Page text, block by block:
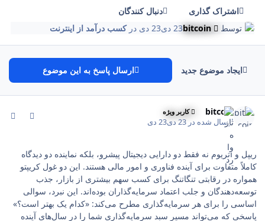
اشتراک گذاری
دنبال کنندگان
توسط
bitcoin 23 دی 23 دی درکسب درآمد از اینترنت
ایجاد موضوع جدید ارسال پاسخ به این موضوع
bitcoin کاربر ویژه
ارسال شده در23 دی 23 دی
ریپل و اتریوم نه فقط دو دارایی دیجیتال پیشرو، بلکه نماینده دو دیدگاه
کاملاً متفاوت برای آینده فناوری و امور مالی هستند. این دو غول کریپتو
همواره در رقابتی تنگاتنگ برای کسب سهم بیشتری از بازار، جذب
توسعه‌دهندگان و جلب اعتماد سرمایه‌گذاران بوده‌اند. این نبرد، سوالی
اساسی را برای هر سرمایه‌گذاری مطرح می‌کند: «کدام یک بهتر است؟»
پاسخی که می‌تواند مسیر سبد سرمایه‌گذاری شما را در سال‌های آینده